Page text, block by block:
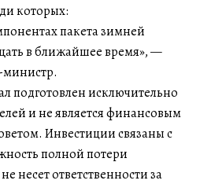
которых:
пакета зимней
в ближайшее время», —
подготовлен исключительно
и не является финансовым
Инвестиции связаны с
полной потери
несет ответственности за